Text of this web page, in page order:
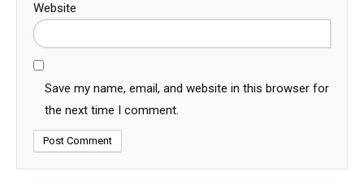
Website
Save my name, email, and website in this browser for
the next time I comment.